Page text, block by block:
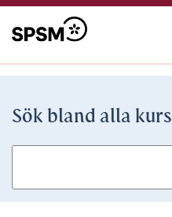
Sök bland alla